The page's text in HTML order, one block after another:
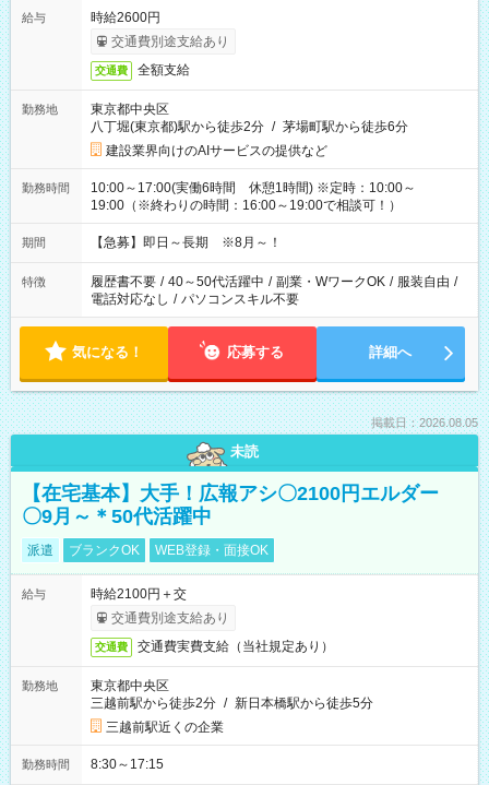
給与
時給2600円
交通費別途支給あり
交通費 全額支給
勤務地
東京都中央区
八丁堀(東京都)駅から徒歩2分 / 茅場町駅から徒歩6分
建設業界向けのAIサービスの提供など
勤務時間
10:00～17:00(実働6時間 休憩1時間) ※定時：10:00～
19:00（※終わりの時間：16:00～19:00で相談可！）
期間 【急募】即日～長期 ※8月～！
特徴 履歴書不要 / 40～50代活躍中 / 副業・WワークOK / 服装自由 /
電話対応なし / パソコンスキル不要
気になる！ 応募する 詳細へ
掲載日：2026.08.05
未読
【在宅基本】大手！広報アシ〇2100円エルダー
〇9月～＊50代活躍中
派遣 ブランクOK WEB登録・面接OK
給与
時給2100円＋交
交通費別途支給あり
交通費 交通費実費支給（当社規定あり）
勤務地
東京都中央区
三越前駅から徒歩2分 / 新日本橋駅から徒歩5分
三越前駅近くの企業
勤務時間 8:30～17:15